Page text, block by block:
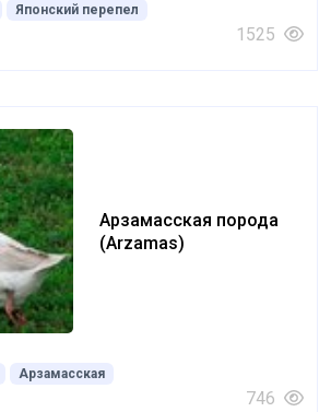
Японский перепел
1525
Арзамасская порода
(Arzamas)
Арзамасская
746